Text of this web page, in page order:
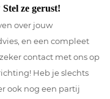
ze gerust!
over jouw
en een compleet
contact met ons op
Heb je slechts
ook nog een partij